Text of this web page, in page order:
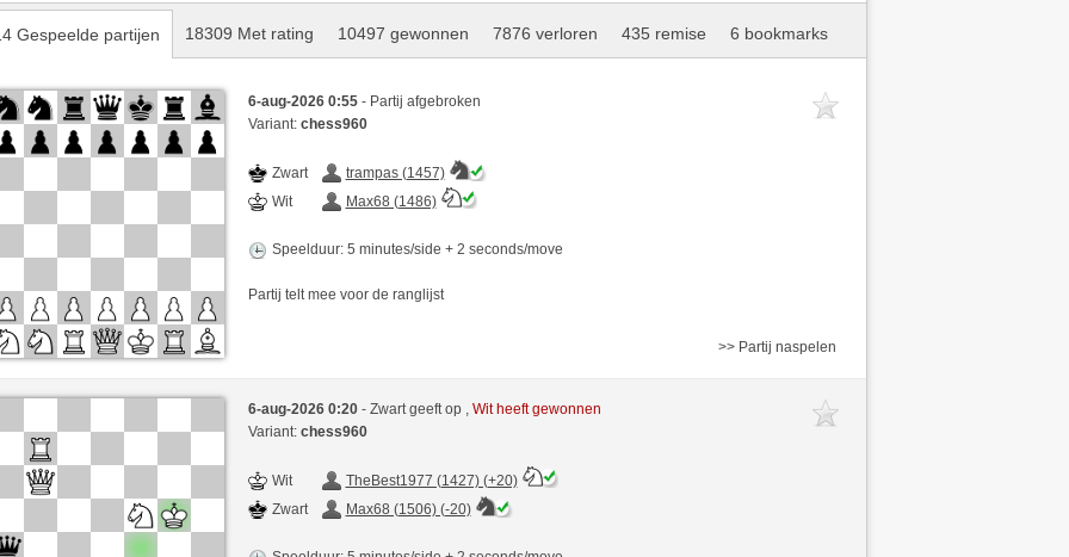
Gespeelde partijen 18309 Met rating 10497 gewonnen 7876 verloren 435 remise 6 bookmarks
6-aug-2026 0:55 - Partij afgebroken
Variant: chess960
Zwart
trampas (1457)
Wit
Max68 (1486)
Speelduur: 5 minutes/side + 2 seconds/move
Partij telt mee voor de ranglijst
>> Partij naspelen
6-aug-2026 0:20 - Zwart geeft op , Wit heeft gewonnen
Variant: chess960
Wit
TheBest1977 (1427) (+20)
Zwart
Max68 (1506) (-20)